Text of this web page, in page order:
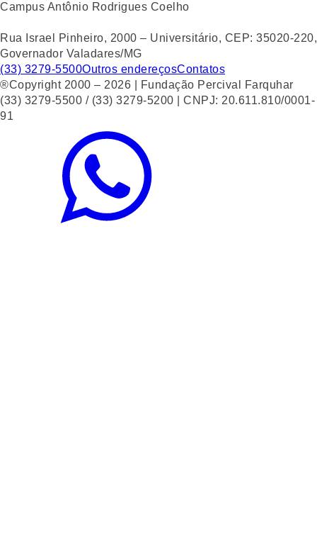
Campus Antônio Rodrigues Coelho
Rua Israel Pinheiro, 2000 – Universitário, CEP: 35020-220,
Governador Valadares/MG
(33) 3279-5500Outros endereçosContatos
®Copyright 2000 – 2026 | Fundação Percival Farquhar
(33) 3279-5500 / (33) 3279-5200 | CNPJ: 20.611.810/0001-
91